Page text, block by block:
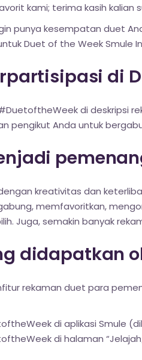
kami; terima kasih kalian
punya kesempatan duet
Duet of the Week Smule
di
di deskripsi
pengikut Anda untuk
kreativitas dan
memfavoritkan,
Juga, semakin banyak
didapatkan
rekaman duet para
di aplikasi Smule
di halaman